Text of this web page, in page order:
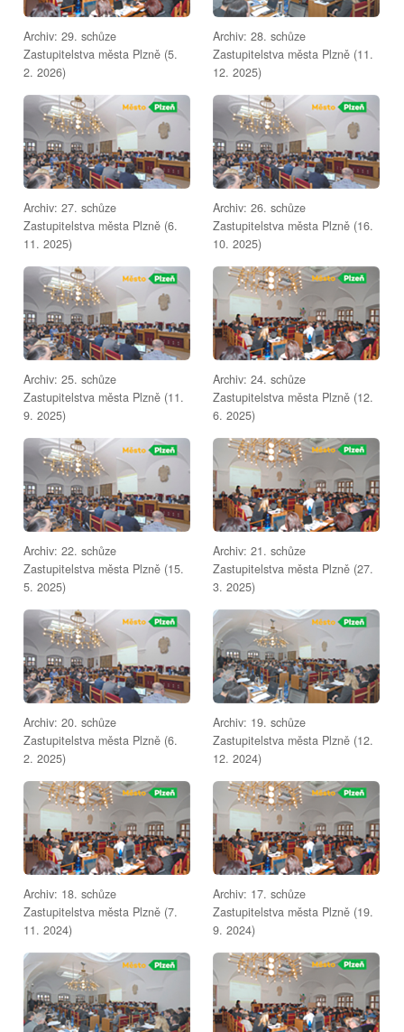
Archiv: 29. schůze
Zastupitelstva města Plzně (5.
2. 2026)
Archiv: 28. schůze
Zastupitelstva města Plzně (11.
12. 2025)
Archiv: 27. schůze
Zastupitelstva města Plzně (6.
11. 2025)
Archiv: 26. schůze
Zastupitelstva města Plzně (16.
10. 2025)
Archiv: 25. schůze
Zastupitelstva města Plzně (11.
9. 2025)
Archiv: 24. schůze
Zastupitelstva města Plzně (12.
6. 2025)
Archiv: 22. schůze
Zastupitelstva města Plzně (15.
5. 2025)
Archiv: 21. schůze
Zastupitelstva města Plzně (27.
3. 2025)
Archiv: 20. schůze
Zastupitelstva města Plzně (6.
2. 2025)
Archiv: 19. schůze
Zastupitelstva města Plzně (12.
12. 2024)
Archiv: 18. schůze
Zastupitelstva města Plzně (7.
11. 2024)
Archiv: 17. schůze
Zastupitelstva města Plzně (19.
9. 2024)